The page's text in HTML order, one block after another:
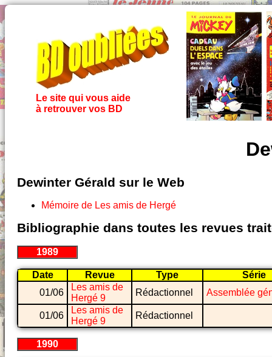
Le site qui vous aide
à retrouver vos BD
Dewinter Gérald sur le Web
Mémoire de Les amis de Hergé
Bibliographie dans toutes les revues
1989
Date Revue Type
Série
01/06
Les amis de
Hergé 9
Rédactionnel Assemblée
01/06
Les amis de
Hergé 9
Rédactionnel
1990